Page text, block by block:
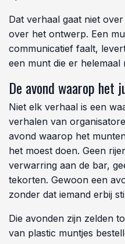
Dat verhaal gaat niet
over het ontwerp. Een
communicatief faalt,
een munt die er helemaal
De avond waarop het
Niet elk verhaal is een
verhalen van
avond waarop het
het moest doen. Geen
verwarring aan de bar,
tekorten. Gewoon een
zonder dat iemand erbij
Die avonden zijn zelden
van plastic muntjes